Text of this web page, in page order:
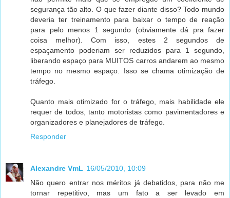
segurança tão alto. O que fazer diante disso? Todo mundo
deveria ter treinamento para baixar o tempo de reação
para pelo menos 1 segundo (obviamente dá pra fazer
coisa melhor). Com isso, estes 2 segundos de
espaçamento poderiam ser reduzidos para 1 segundo,
liberando espaço para MUITOS carros andarem ao mesmo
tempo no mesmo espaço. Isso se chama otimização de
tráfego.
Quanto mais otimizado for o tráfego, mais habilidade ele
requer de todos, tanto motoristas como pavimentadores e
organizadores e planejadores de tráfego.
Responder
Alexandre VmL 16/05/2010, 10:09
Não quero entrar nos méritos já debatidos, para não me
tornar repetitivo, mas um fato a ser levado em